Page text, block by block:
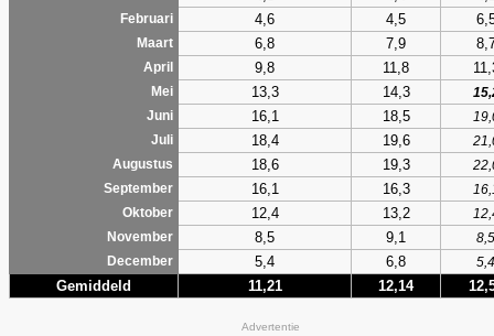
Februari 4,6 4,5
Maart 6,8 7,9
April 9,8 11,8
Mei 13,3 14,3
Juni
16,1 18,5
Juli
18,4 19,6
Augustus
18,6 19,3
September
16,1 16,3
Oktober
12,4 13,2
November
8,5 9,1
8,5
December
5,4 6,8 5,4
Gemiddeld 11,21 12,14
Advertentie